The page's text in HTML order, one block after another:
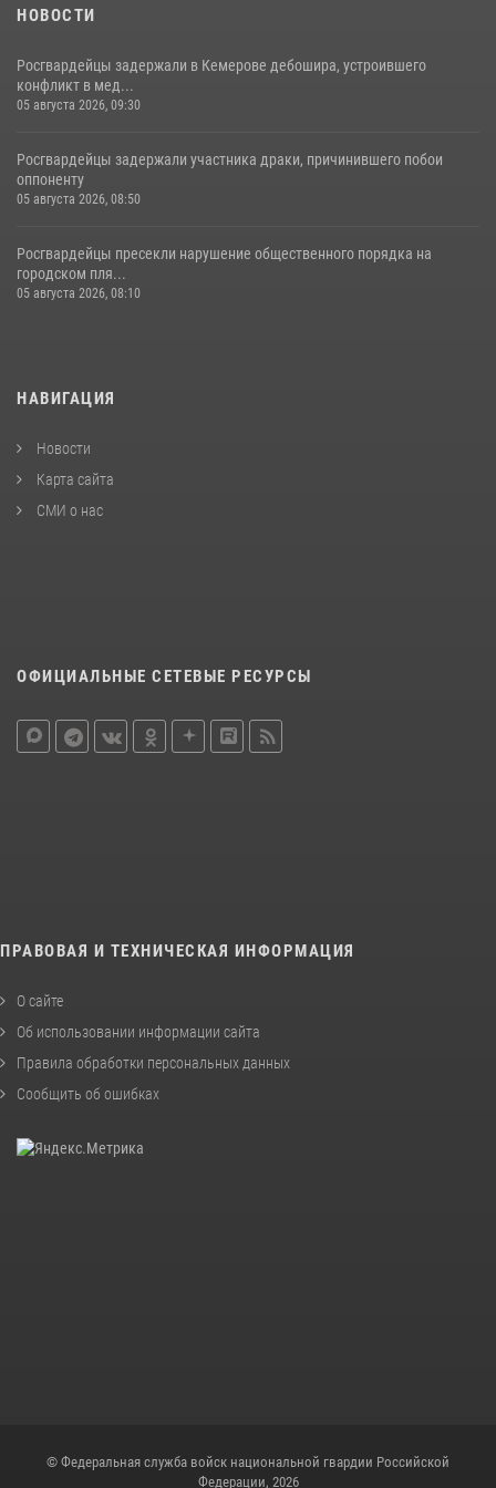
НОВОСТИ
Росгвардейцы задержали в Кемерове дебошира, устроившего
конфликт в мед...
05 августа 2026, 09:30
Росгвардейцы задержали участника драки, причинившего побои
оппоненту
05 августа 2026, 08:50
Росгвардейцы пресекли нарушение общественного порядка на
городском пля...
05 августа 2026, 08:10
НАВИГАЦИЯ
Новости
Карта сайта
СМИ о нас
ОФИЦИАЛЬНЫЕ СЕТЕВЫЕ РЕСУРСЫ
ПРАВОВАЯ И ТЕХНИЧЕСКАЯ ИНФОРМАЦИЯ
О сайте
Об использовании информации сайта
Правила обработки персональных данных
Сообщить об ошибках
© Федеральная служба войск национальной гвардии Российской
Федерации, 2026